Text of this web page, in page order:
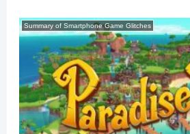
Summary of Smartphone Game Glitches